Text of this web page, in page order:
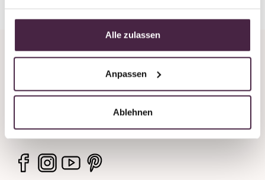
Alle zulassen
Anpassen
Ablehnen
Rechtliche Hinweise